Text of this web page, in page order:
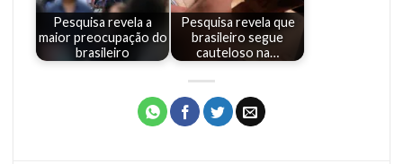
Pesquisa revela a
maior preocupação do
brasileiro
Pesquisa revela que
brasileiro segue
cauteloso na…